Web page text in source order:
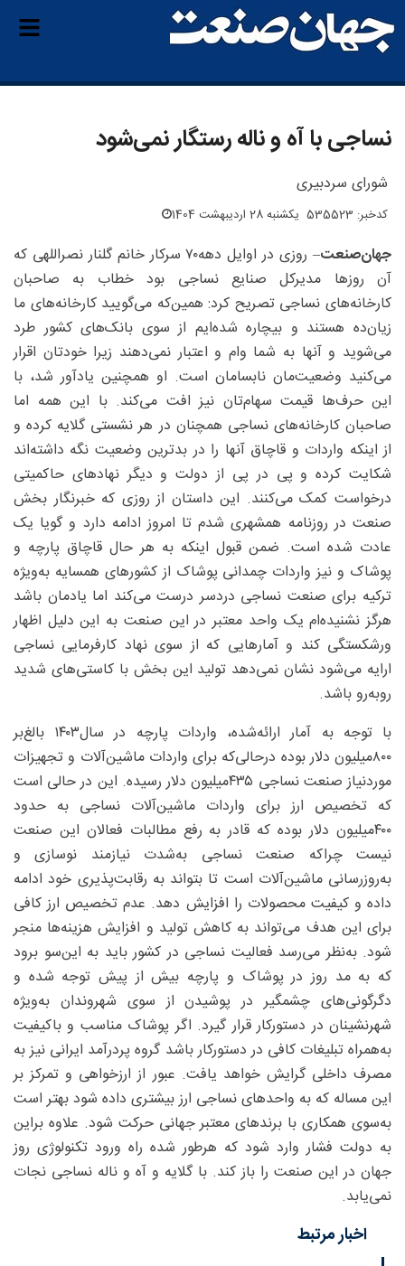
نساجی با آه و ناله رستگار نمی‌شود
شورای سردبیری
کدخبر: 535523 یکشنبه 28 اردیبهشت 1404
جهان‌صنعت
– روزی در اوایل دهه۷۰ سرکار خانم گلنار نصراللهی‌ که
آن روزها مدیرکل صنایع نساجی بود خطاب به صاحبان
کارخانه‌های نساجی تصریح کرد: همین‌که می‌گویید کارخانه‌های ما
زیان‌ده هستند و بیچاره شده‌ایم از سوی بانک‌های کشور طرد
می‌شوید و آنها به شما وام و اعتبار نمی‌دهند زیرا خودتان اقرار
می‌کنید وضعیت‌مان نابسامان است. او همچنین یادآور شد، با
این حرف‌ها قیمت سهام‌تان نیز افت می‌کند‌. با این همه اما
صاحبان کارخانه‌های نساجی همچنان در هر نشستی گلایه کرده و
از اینکه واردات و قاچاق آنها را در بدترین وضعیت نگه داشته‌اند
شکایت کرده و پی در پی از دولت و دیگر نهادهای حاکمیتی
درخواست کمک می‌کنند. این داستان از روزی که خبرنگار بخش
صنعت در روزنامه همشهری شدم تا امروز ادامه دارد و گویا یک
عادت شده است. ضمن قبول اینکه به هر حال قاچاق پارچه و
پوشاک و نیز واردات چمدانی پوشاک از کشورهای همسایه به‌ویژه
ترکیه برای صنعت نساجی دردسر درست می‌کند اما یادمان باشد
هرگز نشنیده‌ام یک واحد معتبر در این صنعت به این دلیل اظهار
ورشکستگی کند و آمارهایی که از سوی نهاد کارفرمایی نساجی
ارایه می‌شود نشان نمی‌دهد تولید این بخش با کاستی‌های شدید
روبه‌رو باشد.
با توجه به آمار ارائه‌شده، واردات پارچه در سال۱۴۰۳ بالغ‌بر
۸۰۰‌میلیون دلار بوده درحالی‌که برای واردات ماشین‌آلات و تجهیزات
موردنیاز صنعت نساجی ۴۳۵‌میلیون دلار رسیده. این در حالی است
که تخصیص ارز برای واردات ماشین‌آلات نساجی به حدود
۴۰۰‌میلیون دلار بوده که قادر به رفع مطالبات فعالان این صنعت
نیست چراکه صنعت نساجی به‌شدت نیازمند نوسازی و
به‌روزرسانی ماشین‌آلات است تا بتواند به رقابت‌پذیری خود ادامه
داده و کیفیت محصولات را افزایش دهد. عدم تخصیص ارز کافی
برای این هدف می‌تواند به کاهش تولید و افزایش هزینه‌ها منجر
شود. به‌نظر می‌رسد فعالیت نساجی در کشور باید به این‌سو برود
که به مد روز در پوشاک و پارچه بیش از پیش توجه شده و
دگرگونی‌های چشمگیر در پوشیدن از سوی شهروندان به‌ویژه
شهرنشینان در دستورکار قرار گیرد. اگر پوشاک مناسب و باکیفیت
به‌همراه تبلیغات کافی در دستورکار باشد گروه پردرآمد ایرانی نیز به
مصرف داخلی گرایش خواهد یافت. عبور از ارزخواهی و تمرکز بر
این مساله که به واحدهای نساجی ارز بیشتری داده شود بهتر است
به‌سوی همکاری با برندهای معتبر جهانی حرکت شود. علاوه براین
به دولت فشار وارد شود که هرطور شده راه ورود تکنولوژی روز
جهان در این صنعت را باز کند. با گلایه و آه و ناله نساجی نجات
نمی‌یابد.
اخبار مرتبط